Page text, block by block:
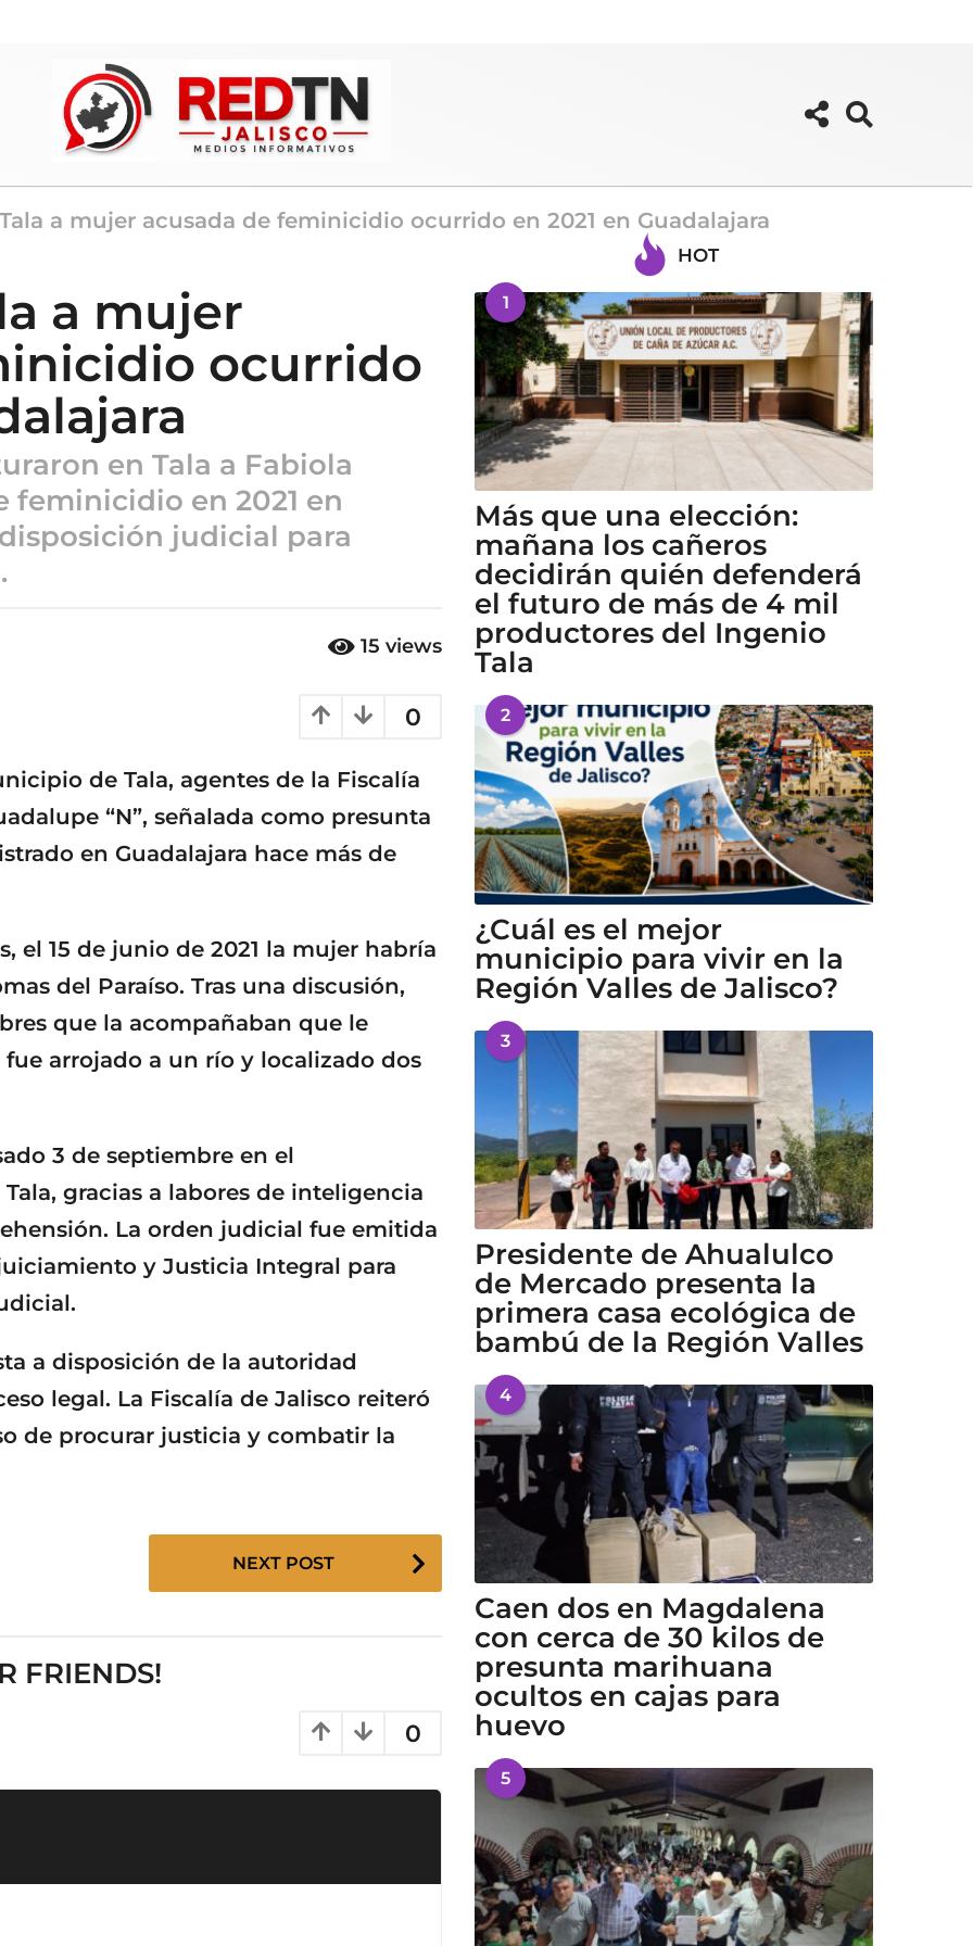
a mujer acusada de feminicidio ocurrido en 2021 en Guadalajara
a mujer
ocurrido
en Tala a Fabiola
feminicidio en 2021 en
judicial para
15 views
0
de Tala, agentes de la Fiscalía
“N”, señalada como presunta
en Guadalajara hace más de
el 15 de junio de 2021 la mujer habría
del Paraíso. Tras una discusión,
que la acompañaban que le
arrojado a un río y localizado dos
3 de septiembre en el
gracias a labores de inteligencia
La orden judicial fue emitida
y Justicia Integral para
a disposición de la autoridad
legal. La Fiscalía de Jalisco reiteró
de procurar justicia y combatir la
NEXT POST
FRIENDS!
0
HOT
1
Más que una elección:
mañana los cañeros
decidirán quién defenderá
el futuro de más de 4 mil
productores del Ingenio
Tala
2
¿Cuál es el mejor
municipio para vivir en la
Región Valles de Jalisco?
3
Presidente de Ahualulco
de Mercado presenta la
primera casa ecológica de
bambú de la Región Valles
4
Caen dos en Magdalena
con cerca de 30 kilos de
presunta marihuana
ocultos en cajas para
huevo
5